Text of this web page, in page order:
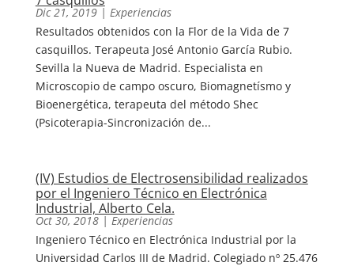
Dic 21, 2019| Experiencias
Resultados obtenidos con la Flor de la Vida de 7
casquillos. Terapeuta José Antonio García Rubio.
Sevilla la Nueva de Madrid. Especialista en
Microscopio de campo oscuro, Biomagnetísmo y
Bioenergética, terapeuta del método Shec
(Psicoterapia-Sincronización de...
(IV) Estudios de Electrosensibilidad realizados
por el Ingeniero Técnico en Electrónica
Industrial, Alberto Cela.
Oct 30, 2018| Experiencias
Ingeniero Técnico en Electrónica Industrial por la
Universidad Carlos III de Madrid. Colegiado nº 25.476